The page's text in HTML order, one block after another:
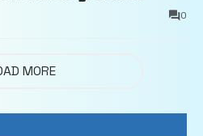
pe bunurile
0
MORE